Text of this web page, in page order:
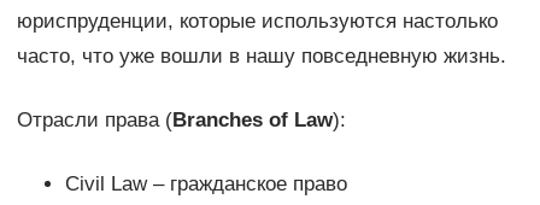
юриспруденции, которые используются настолько
часто, что уже вошли в нашу повседневную жизнь.
Отрасли права (Branches of Law):
Civil Law – гражданское право